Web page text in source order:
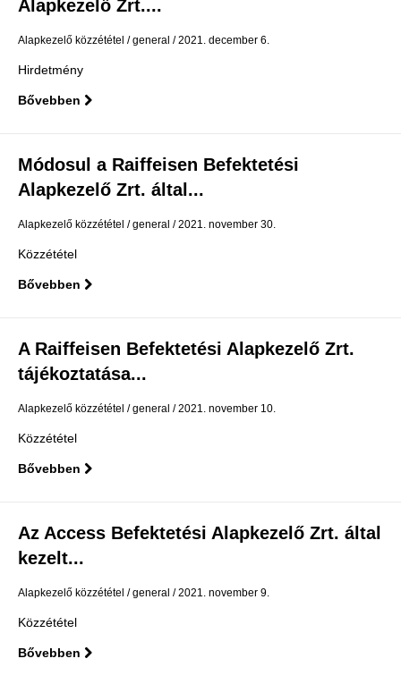
Alapkezelő Zrt....
Alapkezelő közzététel general 2021. december 6.
Hirdetmény
Bővebben
Módosul a Raiffeisen Befektetési
Alapkezelő Zrt. által...
Alapkezelő közzététel general 2021. november 30.
Közzététel
Bővebben
A Raiffeisen Befektetési Alapkezelő Zrt.
tájékoztatása...
Alapkezelő közzététel general 2021. november 10.
Közzététel
Bővebben
Az Access Befektetési Alapkezelő Zrt. által
kezelt...
Alapkezelő közzététel general 2021. november 9.
Közzététel
Bővebben